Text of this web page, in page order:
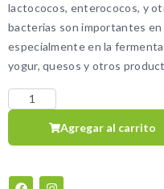
lactococos, enterococos, y
bacterias son importantes
especialmente en la
yogur, quesos y otros
Agregar al carrito